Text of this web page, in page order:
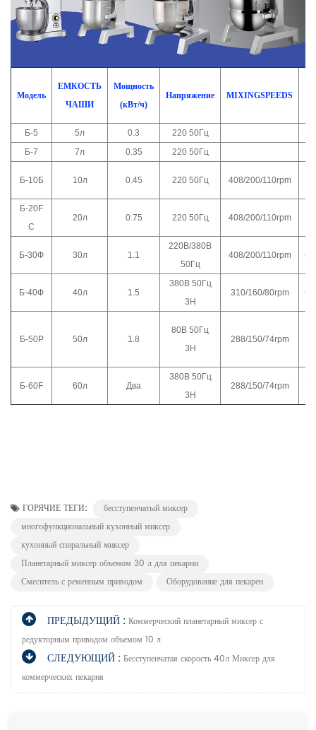
Модель
ЕМКОСТЬ
ЧАШИ
Мощность
(кВт/ч)
Напряжение MIXINGSPEEDS
Б-5 5л 0.3 220 50Гц
Б-7
7л 0.35 220 50Гц
Б-10Б 10л 0.45 220 50Гц 408/200/110rpm
Б-20F
С
20л 0.75 220 50Гц 408/200/110rpm
Б-30Ф 30л 1.1
220В/380В
50Гц
408/200/110rpm
Б-40Ф 40л 1.5
380В 50Гц
3Н
310/160/80rpm
Б-50Р 50л 1.8
80В 50Гц
3Н
288/150/74rpm
Б-60F 60л Два
380В 50Гц
3Н
288/150/74rpm
ГОРЯЧИЕ ТЕГИ:
бесступенчатый миксер
многофункциональный кухонный миксер
кухонный спиральный миксер
Планетарный миксер объемом 30 л для пекарни
Смеситель с ременным приводом
Оборудование для пекарен
ПРЕДЫДУЩИЙ : Коммерческий планетарный миксер с
редукторным приводом объемом 10 л
СЛЕДУЮЩИЙ : Бесступенчатая скорость 40л Миксер для
коммерческих пекарня